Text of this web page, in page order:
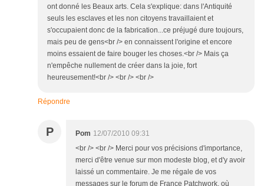
ont donné les Beaux arts. Cela s'explique: dans l'Antiquité
seuls les esclaves et les non citoyens travaillaient et
s'occupaient donc de la fabrication...ce préjugé dure toujours,
mais peu de gens<br /> en connaissent l'origine et encore
moins essaient de faire bouger les choses.<br /> Mais ça
n'empêche nullement de créer dans la joie, fort
heureusement!<br /> <br /> <br />
Répondre
P Pom 12/07/2010 09:31
<br /> <br /> Merci pour vos précisions d'importance,
merci d'être venue sur mon modeste blog, et d'y avoir
laissé un commentaire. Je me régale de vos
messages sur le forum de France Patchwork, où